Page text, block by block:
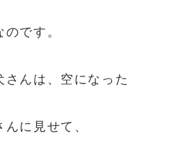
です。
さんは、空になった
に見せて、